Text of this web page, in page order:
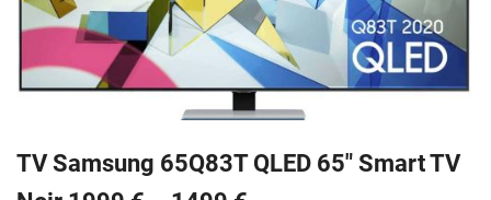
TV Samsung 65Q83T QLED 65″ Smart TV